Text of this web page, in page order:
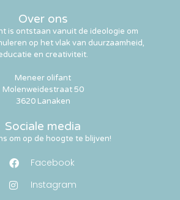
Sociale media
om op de hoogte te blijven!
Facebook
Instagram
Over ons
is ontstaan vanuit de ideologie om
op het vlak van duurzaamheid,
en creativiteit.
Meneer olifant
Molenweidestraat 50
3620 Lanaken